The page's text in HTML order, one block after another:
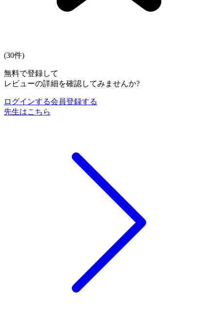
(30件)
無料で登録して
レビューの詳細を確認してみませんか?
ログインする会員登録する
先生はこちら